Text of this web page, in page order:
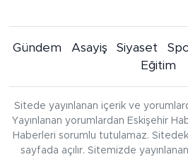
Gündem Asayiş Siyaset
Eğitim
Sitede yayınlanan içerik ve
Yayınlanan yorumlardan Eskişehir
Haberleri sorumlu tutulamaz.
sayfada açılır. Sitemizde